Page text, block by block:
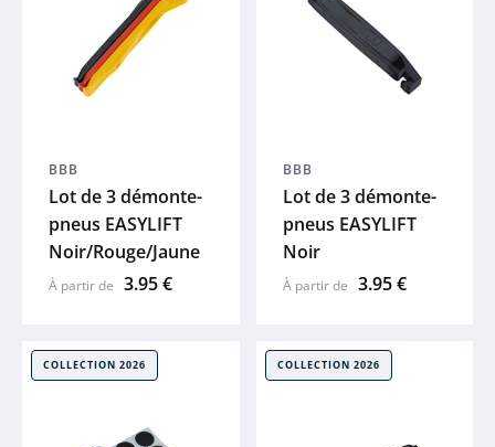
KLICKFIX
PUKY
BBB
Lot de 3 démonte-
pneus EASYLIFT
Noir/Rouge/Jaune
À partir de 3.95 €
BBB
Lot de 3 démonte-
pneus EASYLIFT
Noir
À partir de 3.95 €
COLLECTION 2026 COLLECTION 2026